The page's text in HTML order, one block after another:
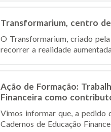
Transformarium, centro
O Transformarium, criado
recorrer a realidade
Ação de Formação:
Financeira como
Vimos informar que, a pedido
Cadernos de Educação